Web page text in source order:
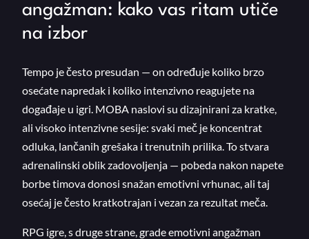
angažman: kako vas ritam utiče
na izbor
Tempo je često presudan — on određuje koliko brzo
osećate napredak i koliko intenzivno reagujete na
događaje u igri. MOBA naslovi su dizajnirani za kratke,
ali visoko intenzivne sesije: svaki meč je koncentrat
odluka, lančanih grešaka i trenutnih prilika. To stvara
adrenalinski oblik zadovoljenja — pobeda nakon napete
borbe timova donosi snažan emotivni vrhunac, ali taj
osećaj je često kratkotrajan i vezan za rezultat meča.
RPG igre, s druge strane, grade emotivni angažman